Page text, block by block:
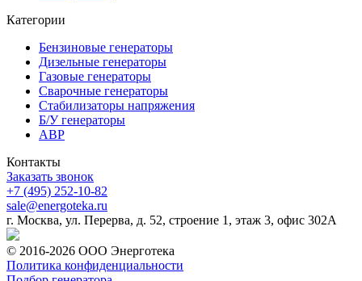
Категории
Бензиновые генераторы
Дизельные генераторы
Газовые генераторы
Сварочные генераторы
Стабилизаторы напряжения
Б/У генераторы
АВР
Контакты
Заказать звонок
+7 (495) 252-10-82
sale@energoteka.ru
г. Москва, ул. Перерва, д. 52, строение 1, этаж 3, офис 302А
© 2016-2026 ООО Энерготека
Политика конфиденциальности